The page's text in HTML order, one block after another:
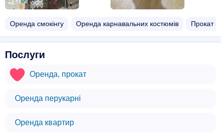
Оренда смокінгу Оренда карнавальних костюмів Прокат
Послуги
Оренда, прокат
Оренда перукарні
Оренда квартир